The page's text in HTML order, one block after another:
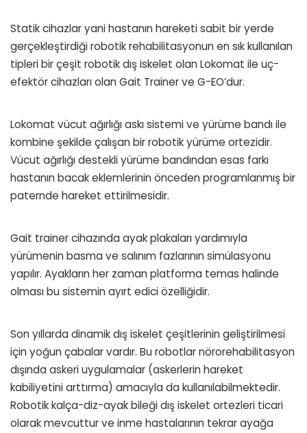
Statik cihazlar yani hastanın hareketi sabit bir yerde
gerçekleştirdiği robotik rehabilitasyonun en sık kullanılan
tipleri bir çeşit robotik dış iskelet olan Lokomat ile uç-
efektör cihazları olan Gait Trainer ve G-EO’dur.
Lokomat vücut ağırlığı askı sistemi ve yürüme bandı ile
kombine şekilde çalışan bir robotik yürüme ortezidir.
Vücut ağırlığı destekli yürüme bandından esas farkı
hastanın bacak eklemlerinin önceden programlanmış bir
paternde hareket ettirilmesidir.
Gait trainer cihazında ayak plakaları yardımıyla
yürümenin basma ve salınım fazlarının simülasyonu
yapılır. Ayakların her zaman platforma temas halinde
olması bu sistemin ayırt edici özelliğidir.
Son yıllarda dinamik dış iskelet çeşitlerinin geliştirilmesi
için yoğun çabalar vardır. Bu robotlar nörorehabilitasyon
dışında askeri uygulamalar (askerlerin hareket
kabiliyetini arttırma) amacıyla da kullanılabilmektedir.
Robotik kalça-diz-ayak bileği dış iskelet ortezleri ticari
olarak mevcuttur ve inme hastalarının tekrar ayağa